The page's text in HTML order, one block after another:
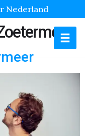
Nederland